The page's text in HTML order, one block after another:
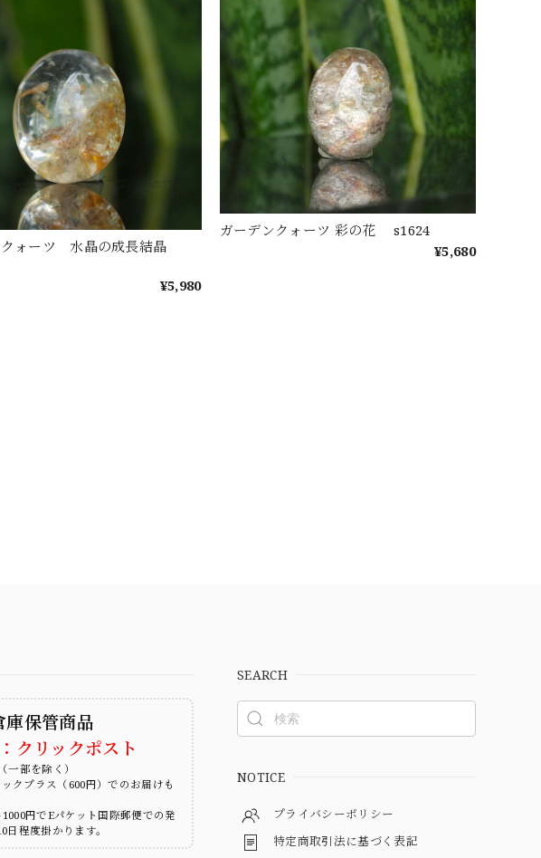
クォーツ 水晶の成長結晶
¥5,980
ガーデンクォーツ 彩の花 s1624
¥5,680
庫保管商品
クリックポスト
一部を除く）
クプラス（600円）でのお届けも
円でEパケット国際郵便での発
程度掛かります。
SEARCH
NOTICE
プライバシーポリシー
特定商取引法に基づく表記